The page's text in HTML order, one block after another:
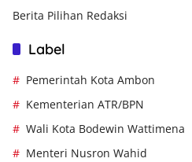
Berita Pilihan Redaksi
Label
Pemerintah Kota Ambon
Kementerian ATR/BPN
Wali Kota Bodewin Wattimena
Menteri Nusron Wahid